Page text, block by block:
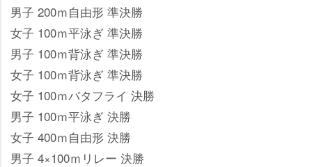
男子 200ｍ自由形 準決勝
女子 100ｍ平泳ぎ 準決勝
男子 100ｍ背泳ぎ 準決勝
女子 100ｍ背泳ぎ 準決勝
女子 100ｍバタフライ 決勝
男子 100ｍ平泳ぎ 決勝
女子 400ｍ自由形 決勝
男子 4×100ｍリレー 決勝